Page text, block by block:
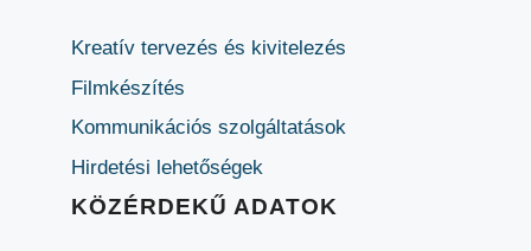
Kreatív tervezés és kivitelezés
Filmkészítés
Kommunikációs szolgáltatások
Hirdetési lehetőségek
KÖZÉRDEKŰ ADATOK